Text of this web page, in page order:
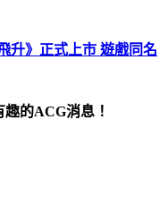
升》正式上市 遊戲同名
的ACG消息！